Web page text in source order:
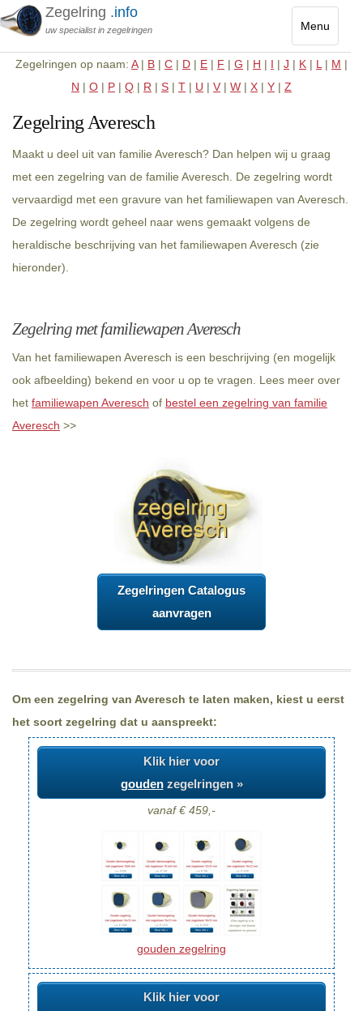
Menu
Toggle
Zegelring .info
uw specialist in zegelringen
Zegelringen op naam: A| B | C | D | E | F | G | H | I | J | K | L | M |
N | O | P | Q | R | S | T | U | V | W | X | Y | Z
Zegelring Averesch
Maakt u deel uit van familie Averesch? Dan helpen wij u graag
met een zegelring van de familie Averesch. De zegelring wordt
vervaardigd met een gravure van het familiewapen van Averesch.
De zegelring wordt geheel naar wens gemaakt volgens de
heraldische beschrijving van het familiewapen Averesch (zie
hieronder).
Zegelring met familiewapen Averesch
Van het familiewapen Averesch is een beschrijving (en mogelijk
ook afbeelding) bekend en voor u op te vragen. Lees meer over
het familiewapen Averesch of bestel een zegelring van familie
Averesch >>
Zegelringen Catalogus
aanvragen
Om een zegelring van Averesch te laten maken, kiest u eerst
het soort zegelring dat u aanspreekt:
Klik hier voor
goudenzegelringen »
vanaf € 459,-
gouden zegelring
Klik hier voor